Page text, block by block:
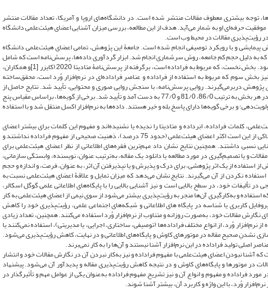
توجه بیشتری معطوف مقالات منتشر شده است. در دانشگاه‌های اروپا و آمریکا، تعداد مقالات منتشر
حرفه‌ای او به شمار می‌آید. هدف از این مطالعه، بررسی میزان آشنایی اعضای هیئت‌علمی دانشگاه
رؤیت‌پذیری مقالات در محیط وب است.
و با رویکرد توصیفی انجام شده است. جامعۀ این پژوهش، تمامی اعضای هیئت‌علمی دانشگاه
که 82 عضو هستند، است که به دلیل حجم کم جامعه، روش سرشماری انجام شد. ابزار گردآوری داده‌ها، پرسش‌نامه است که شامل
اطلاعات جمعیت‌شناختی و 53 گویه در سه بخش می‌شود. بخش نخست، که مربوط به فراداده است، برگرفته از پرسش‌نامۀ متادیتا 2020 (کایزر [1]و همکاران،
بخش سوم که مربوط به استفاده از فراداده و عناصر فراداده‌ای در نرم‌افزار وُرد است، محقق‌ساخته
دربرمی‌گیرند. روایی پرسش‌نامه، با سنجش روایی صوری و محتوایی، تأیید شد. نتایج حاصل از
آزمون پایایی پرسش‌نامه، با استفاده از آلفای کرونباخ در هر بخش به ترتیب 86/0، 81/0 و 77/0 به‌ دست آمد و تأیید شد. برخی از گویه‌ها، براساس مقیاس پنج
و برخی گویه‌ها دارای پاسخ بله و خیر هستند. داده‌ها به نرم‌افزار اکسل منتقل شد و با استفاده
کلمات فراداده، ابَرداده و متادیتا را ندیده یا نشنیده‌اند و مفهوم این کلمات برای بیشتر اعضای
هیئت‌علمی، واضح و روشن نیست. همچنین یافته‌ها حاکی از این است اکثر اعضای هیئت‌علمی (حدود 75 درصد)، ذهنیت صحیحی از مفهوم فراداده نداشتند و
آشنایی نسبی داشتند. همچنین نتایج نشان داد مهم‌ترین فقره‌های اطلاعاتی از نظر اعضای هیئت‌علمی برای
و یا تصمیم‌گیری در مورد مطالعه یا دانلود یک مقاله، به‌ترتیب عنوان، نویسنده، وابستگی سازمانی،
استفاده از یک اثر پژوهشی، برای درک و پذیرش و یا نپذیرفتن آن اثر، به عنوان، فرمت، و اندازه و حجم
نکردن از آن می‌گیرند. نتایج نشان می‌دهد که میزان تمایل و علاقۀ اعضای هیئت‌علمی نسبت به
تألیفات خود، در سطح بالایی است و نیز آشنایی بالایی را با پایگاه‌های اطلاعاتی علمی گوگل اسکالر،
استفاده و به‌کارگیری آن‌ها منجر به رؤیت‌پذیری بیشتر می‌شود از سوی نیمی از اعضای هیئت‌علمی به ‌کار
کاربری یا شناسه در پایگاه های اطلاعاتی و شبکه‌های اجتماعی علمی، رؤیت‌پذیری خود را کاهش
مقالات خود، به‌صورت روزانه و متناوب از نرم‌افزار وُرد استفاده می‌کنند. همچنین، تعداد زیادی
وُرد، از انواع مختلف فراداده‌ها (توصیفی، ساختاری، اجرایی، یا مدیریتی)، استفاده نمی‌کنند یا
نشدنِ صحیح مقاله در موتورهای کاوش و پایگاه‌های اطلاعاتی و در نهایت، کاهش رؤیت‌پذیری می‌شود.
اصلی تولید فراداده در این نرم‌افزار آشنا نیستند و آن‌ها را به ‌کار نمی‌برند.
آشنا نبودنِ اعضای هیئت‌علمی با مفهوم فراداده و نیز به‌کار نبردن آن در نگارش مقالات خود و انتشار
در موتورها و پایگاه‌‌های کاوش و در نتیجه کاهش رؤیت‌پذیری مقاله و پدیدآور آن می‌شود. پیشنهاد
فراداده و مفهوم و انواع آن و نیز تشریح مفهوم فراداده به‌عنوان یکی از عوامل مهم و تأثیرگذار در
وُرد، با این واژه و کاربرد آن، بیشتر آشنا شوند.